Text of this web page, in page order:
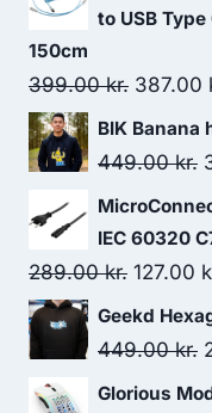
to USB
150cm
399.00kr. Original
price
was:
387.00
BIK Banana
449.00kr.
IEC 60320
289.00kr. Original
price
was:
127.00
Geekd
449.00kr.
Glorious